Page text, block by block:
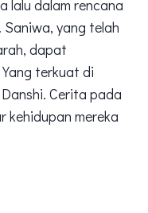
lalu dalam rencana
Saniwa, yang telah
dapat
terkuat di
Cerita pada
kehidupan mereka